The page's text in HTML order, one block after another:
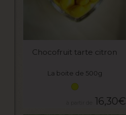
Chocofruit tarte citron
La boite de 500g
16,30€